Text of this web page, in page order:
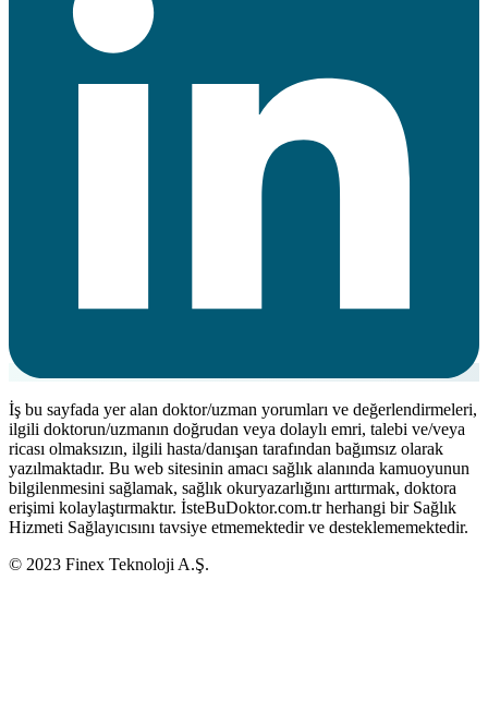
İş bu sayfada yer alan doktor/uzman yorumları ve değerlendirmeleri,
ilgili doktorun/uzmanın doğrudan veya dolaylı emri, talebi ve/veya
ricası olmaksızın, ilgili hasta/danışan tarafından bağımsız olarak
yazılmaktadır. Bu web sitesinin amacı sağlık alanında kamuoyunun
bilgilenmesini sağlamak, sağlık okuryazarlığını arttırmak, doktora
erişimi kolaylaştırmaktır. İsteBuDoktor.com.tr herhangi bir Sağlık
Hizmeti Sağlayıcısını tavsiye etmemektedir ve desteklememektedir.
© 2023 Finex Teknoloji A.Ş.